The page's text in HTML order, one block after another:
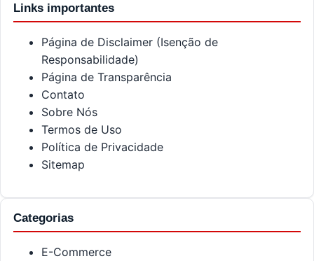
Links importantes
Página de Disclaimer (Isenção de
Responsabilidade)
Página de Transparência
Contato
Sobre Nós
Termos de Uso
Política de Privacidade
Sitemap
Categorias
E-Commerce